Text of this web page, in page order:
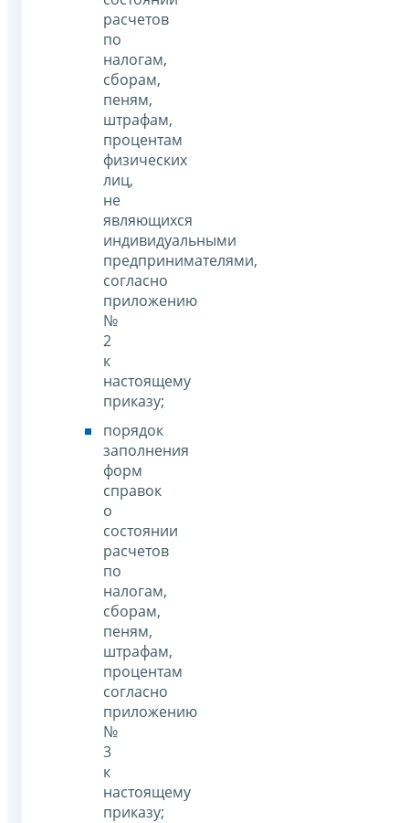
расчетов
по
налогам,
сборам,
пеням,
штрафам,
процентам
физических
лиц,
не
являющихся
индивидуальными
предпринимателями,
согласно
приложению
№
2
к
настоящему
приказу;
порядок
заполнения
форм
справок
о
состоянии
расчетов
по
налогам,
сборам,
пеням,
штрафам,
процентам
согласно
приложению
№
3
к
настоящему
приказу;